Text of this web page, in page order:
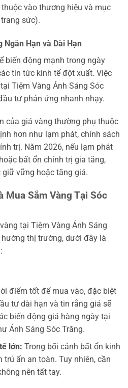
vào thương hiệu và mục
sức).
Ngắn Hạn và Dài Hạn
biến động mạnh trong ngày
tin tức kinh tế đột xuất. Việc
Tiệm Vàng Ánh Sáng Sóc
tư phản ứng nhanh nhạy.
của giá vàng thường phụ thuộc
hơn như lạm phát, chính sách
trị. Năm 2026, nếu lạm phát
bất ổn chính trị gia tăng,
vững hoặc tăng giá.
Mua Sắm Vàng Tại Sóc
tại Tiệm Vàng Ánh Sáng
thị trường, dưới đây là
điểm tốt để mua vào, đặc biệt
tư dài hạn và tin rằng giá sẽ
biến động giá hàng ngày tại
Ánh Sáng Sóc Trăng.
lớn: Trong bối cảnh bất ổn kinh
trú ẩn an toàn. Tuy nhiên, cần
nên tất tay.